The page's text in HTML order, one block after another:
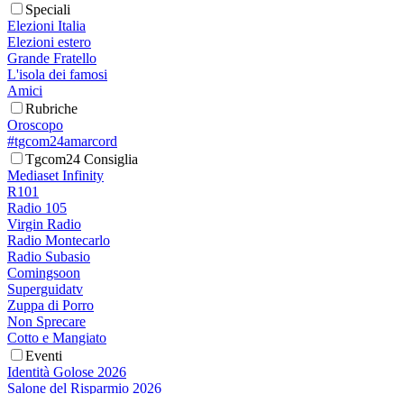
Speciali
Elezioni Italia
Elezioni estero
Grande Fratello
L'isola dei famosi
Amici
Rubriche
Oroscopo
#tgcom24amarcord
Tgcom24 Consiglia
Mediaset Infinity
R101
Radio 105
Virgin Radio
Radio Montecarlo
Radio Subasio
Comingsoon
Superguidatv
Zuppa di Porro
Non Sprecare
Cotto e Mangiato
Eventi
Identità Golose 2026
Salone del Risparmio 2026